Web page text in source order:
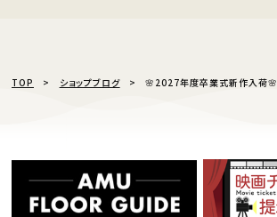
TOP ショップブログ 🌸2027年度卒業式新作入荷🌸